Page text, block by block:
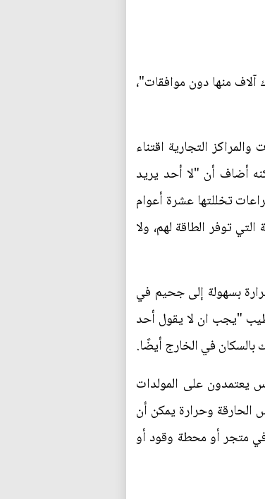
آلاف منها دون موافقات"،
برس إن الدفاع المدني طلب في 2014 من كل المحلات والمراكز التجارية اقتناء
أضاف أن "لا أحد يريد
لديه بالكامل"، في بلد عانت بنيته التحتية بسبب 40 عامًا من الصراعات تخللتها عشرة أعوام
توفر الطاقة لهم، ولا
بسهولة إلى جحيم في
"يجب ان لا يقول أحد
بالسكان في الخارج أيضًا.
يعتمدون على المولدات
الحارقة وحرارة يمكن أن
في متجر أو محطة وقود أو